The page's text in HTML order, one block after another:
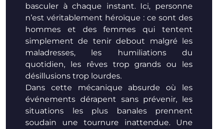
basculer à chaque instant. Ici, personne
n’est véritablement héroïque : ce sont des
hommes et des femmes qui tentent
simplement de tenir debout malgré les
maladresses, les humiliations du
quotidien, les rêves trop grands ou les
désillusions trop lourdes.
Dans cette mécanique absurde où les
événements dérapent sans prévenir, les
situations les plus banales prennent
soudain une tournure inattendue. Une